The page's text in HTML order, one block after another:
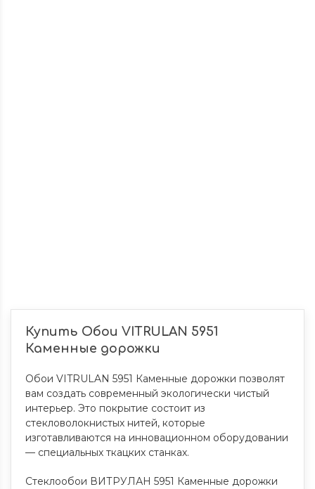
Купить Обои VITRULAN 5951
Каменные дорожки
Обои VITRULAN 5951 Каменные дорожки позволят
вам создать современный экологически чистый
интерьер. Это покрытие состоит из
стекловолокнистых нитей, которые
изготавливаются на инновационном оборудовании
— специальных ткацких станках.
Стеклообои ВИТРУЛАН 5951 Каменные дорожки